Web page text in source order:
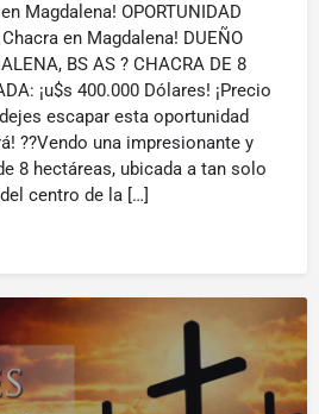
Magdalena! OPORTUNIDAD
en Magdalena! DUEÑO
BS AS ? CHACRA DE 8
¡u$s 400.000 Dólares! ¡Precio
escapar esta oportunidad
??Vendo una impresionante y
8 hectáreas, ubicada a tan solo
centro de la […]